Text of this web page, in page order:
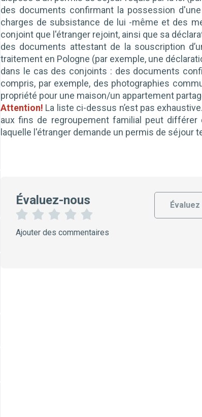
des documents confirmant la possession
charges de subsistance de lui -même et des
conjoint que l'étranger rejoint, ainsi que sa
des documents attestant de la souscription
traitement en Pologne (par exemple, une
dans le cas des conjoints : des documents
compris, par exemple, des photographies
propriété pour une maison/un appartement
Attention! La liste ci-dessus n’est pas
aux fins de regroupement familial peut
laquelle l'étranger demande un permis de séjour
Évaluez-nous
É
É
É
É
É
Ajouter des commentaires
Évaluez